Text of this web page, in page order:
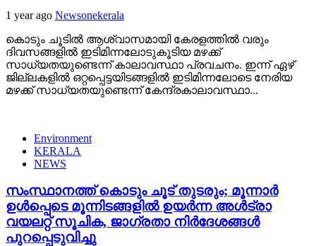
1 year ago Newsonekerala
കൊടും ചൂടിൽ ആശ്വാസമായി കേരളത്തിൽ വരും
ദിവസങ്ങളിൽ ഇടിമിന്നലോടുകൂടിയ മഴക്ക്
സാധ്യതയുണ്ടെന്ന് കാലാവസ്ഥാ പ്രവചനം. ഇന്ന് ഏഴ്
ജില്ലകളിൽ ഒറ്റപ്പെട്ടയിടങ്ങളിൽ ഇടിമിന്നലോടെ നേരിയ
മഴക്ക് സാധ്യതയുണ്ടെന്ന് കേന്ദ്രകാലാവസ്ഥാ...
Environment
KERALA
NEWS
സംസ്ഥാനത്ത് കൊടും ചൂട് തുടരും; മൂന്നാർ
ഉൾപ്പെടെ മൂന്നിടങ്ങളിൽ ഉയർന്ന അൾട്രാ
വയലറ്റ് സൂചിക, ജാഗ്രതാ നിർദേശങ്ങൾ
പുറപ്പെടുവിച്ചു